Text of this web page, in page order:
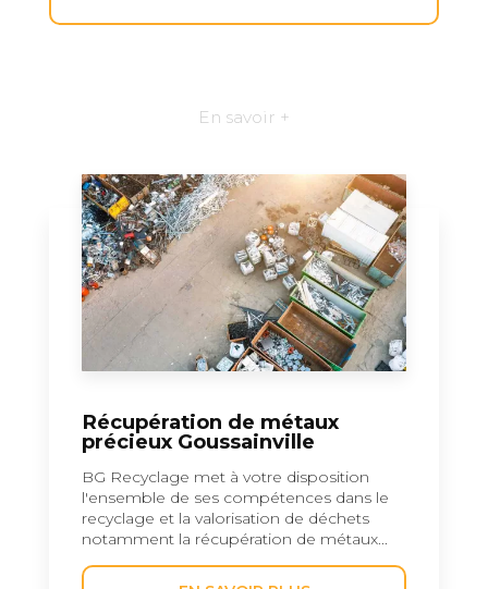
En savoir +
Récupération de métaux
précieux Goussainville
BG Recyclage met à votre disposition
l'ensemble de ses compétences dans le
recyclage et la valorisation de déchets
notamment la récupération de métaux...